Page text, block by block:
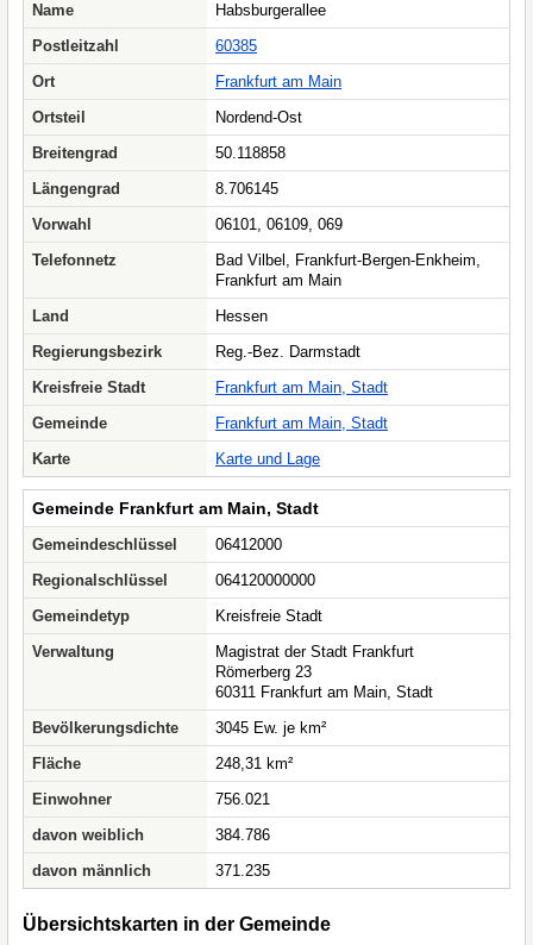
Name
Habsburgerallee
Postleitzahl
60385
Ort
Frankfurt am Main
Ortsteil
Nordend-Ost
Breitengrad
50.118858
Längengrad
8.706145
Vorwahl
06101, 06109, 069
Telefonnetz
Bad Vilbel, Frankfurt-Bergen-Enkheim,
Frankfurt am Main
Land
Hessen
Regierungsbezirk
Reg.-Bez. Darmstadt
Kreisfreie Stadt
Frankfurt am Main, Stadt
Gemeinde
Frankfurt am Main, Stadt
Karte
Karte und Lage
Gemeinde Frankfurt am Main, Stadt
Gemeindeschlüssel
06412000
Regionalschlüssel
064120000000
Gemeindetyp
Kreisfreie Stadt
Verwaltung
Magistrat der Stadt Frankfurt
Römerberg 23
60311 Frankfurt am Main, Stadt
Bevölkerungsdichte
3045 Ew. je km²
Fläche
248,31 km²
Einwohner
756.021
davon weiblich
384.786
davon männlich
371.235
Übersichtskarten in der Gemeinde